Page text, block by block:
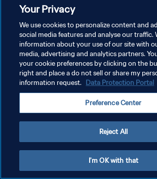
プライバシーポリシー
サービス利用規約
クッキー設定の管理
Your Privacy
We use cookies to personalize content and
social media features and analyse our traffic.
information about your use of our site with
media, advertising and analytics partners.
your cookie preferences by clicking on the
right and place a do not sell or share my
information request. Data Protection Portal
Preference Center
Reject All
I'm OK with that